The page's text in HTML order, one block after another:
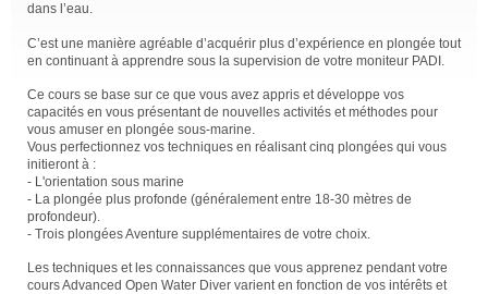
dans l’eau.
C’est une manière agréable d’acquérir plus d’expérience en plongée tout
en continuant à apprendre sous la supervision de votre moniteur PADI.
Ce cours se base sur ce que vous avez appris et développe vos
capacités en vous présentant de nouvelles activités et méthodes pour
vous amuser en plongée sous-marine.
Vous perfectionnez vos techniques en réalisant cinq plongées qui vous
initieront à :
- L'orientation sous marine
- La plongée plus profonde (généralement entre 18-30 mètres de
profondeur).
- Trois plongées Aventure supplémentaires de votre choix.
Les techniques et les connaissances que vous apprenez pendant votre
cours Advanced Open Water Diver varient en fonction de vos intérêts et